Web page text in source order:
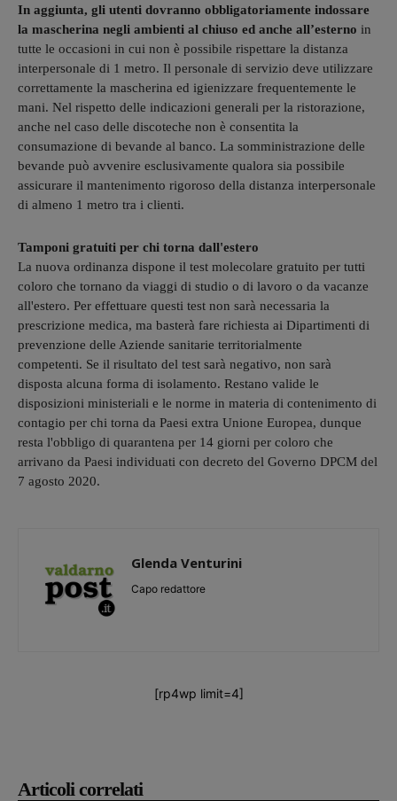
Articoli correlati
In aggiunta, gli utenti dovranno obbligatoriamente indossare
la mascherina negli ambienti al chiuso ed anche all’esterno in
tutte le occasioni in cui non è possibile rispettare la distanza
interpersonale di 1 metro. Il personale di servizio deve utilizzare
correttamente la mascherina ed igienizzare frequentemente le
mani. Nel rispetto delle indicazioni generali per la ristorazione,
anche nel caso delle discoteche non è consentita la
consumazione di bevande al banco. La somministrazione delle
bevande può avvenire esclusivamente qualora sia possibile
assicurare il mantenimento rigoroso della distanza interpersonale
di almeno 1 metro tra i clienti.
Tamponi gratuiti per chi torna dall'estero
La nuova ordinanza dispone il test molecolare gratuito per tutti
coloro che tornano da viaggi di studio o di lavoro o da vacanze
all'estero. Per effettuare questi test non sarà necessaria la
prescrizione medica, ma basterà fare richiesta ai Dipartimenti di
prevenzione delle Aziende sanitarie territorialmente
competenti. Se il risultato del test sarà negativo, non sarà
disposta alcuna forma di isolamento. Restano valide le
disposizioni ministeriali e le norme in materia di contenimento di
contagio per chi torna da Paesi extra Unione Europea, dunque
resta l'obbligo di quarantena per 14 giorni per coloro che
arrivano da Paesi individuati con decreto del Governo DPCM del
7 agosto 2020.
Glenda Venturini
Capo redattore
[rp4wp limit=4]